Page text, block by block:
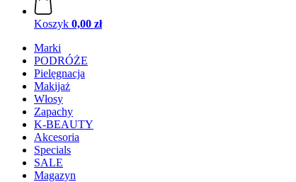
Koszyk 0,00 zł
Marki
PODRÓŻE
Pielęgnacja
Makijaż
Włosy
Zapachy
K-BEAUTY
Akcesoria
Specials
SALE
Magazyn